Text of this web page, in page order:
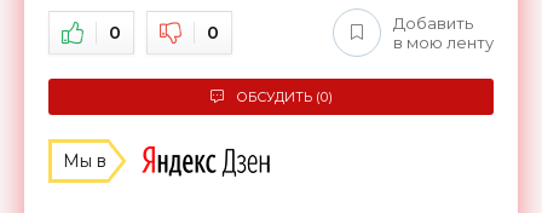
0 0
Добавить
в мою ленту
ОБСУДИТЬ (0)
Мы в